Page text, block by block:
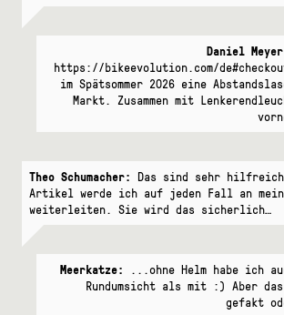
Daniel
https://bikeevolution.com/
im Spätsommer 2026 eine
Markt. Zusammen mit
Theo Schumacher: Das sind sehr
Artikel werde ich auf jeden Fall an
weiterleiten. Sie wird das sicherlich…
Meerkatze:
...ohne Helm habe ich
Rundumsicht als mit :) Aber
gefakt